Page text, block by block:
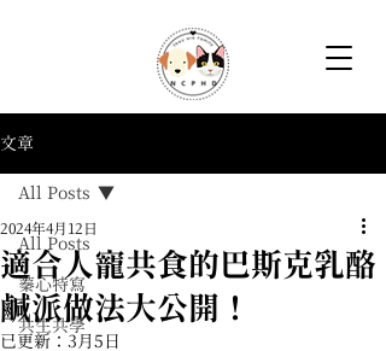
文章
All Posts
蓁心特寫
共生共學
All Posts
適合人寵共食的巴斯克乳酪
鹹派做法大公開！
2024年4月12日
已更新： 3月5日